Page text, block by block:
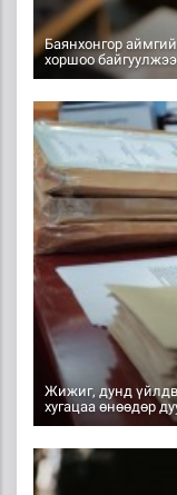
Баянхонгор
хоршоо байгуулжээ
Жижиг, дунд
хугацаа өнөөдөр